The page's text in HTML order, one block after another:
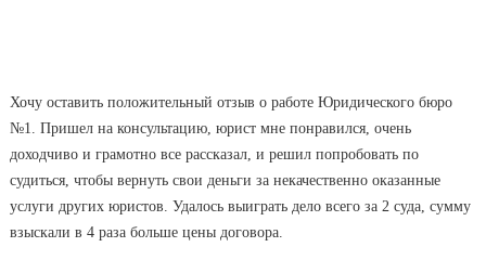
Хочу оставить положительный отзыв о работе Юридического бюро
№1. Пришел на консультацию, юрист мне понравился, очень
доходчиво и грамотно все рассказал, и решил попробовать по
судиться, чтобы вернуть свои деньги за некачественно оказанные
услуги других юристов. Удалось выиграть дело всего за 2 суда, сумму
взыскали в 4 раза больше цены договора.